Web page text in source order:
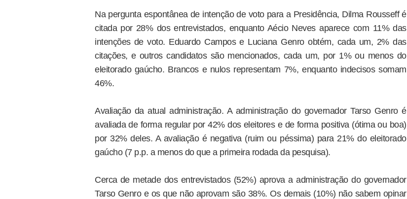
Na pergunta espontânea de intenção de voto para a Presidência, Dilma Rousseff é
citada por 28% dos entrevistados, enquanto Aécio Neves aparece com 11% das
intenções de voto. Eduardo Campos e Luciana Genro obtém, cada um, 2% das
citações, e outros candidatos são mencionados, cada um, por 1% ou menos do
eleitorado gaúcho. Brancos e nulos representam 7%, enquanto indecisos somam
46%.
Avaliação da atual administração. A administração do governador Tarso Genro é
avaliada de forma regular por 42% dos eleitores e de forma positiva (ótima ou boa)
por 32% deles. A avaliação é negativa (ruim ou péssima) para 21% do eleitorado
gaúcho (7 p.p. a menos do que a primeira rodada da pesquisa).
Cerca de metade dos entrevistados (52%) aprova a administração do governador
Tarso Genro e os que não aprovam são 38%. Os demais (10%) não sabem opinar